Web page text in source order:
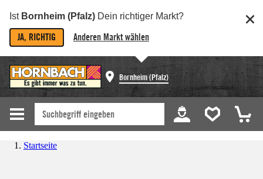
Ist Bornheim (Pfalz) Dein richtiger Markt?
JA, RICHTIG Anderen Markt wählen
Bornheim (Pfalz)
Startseite